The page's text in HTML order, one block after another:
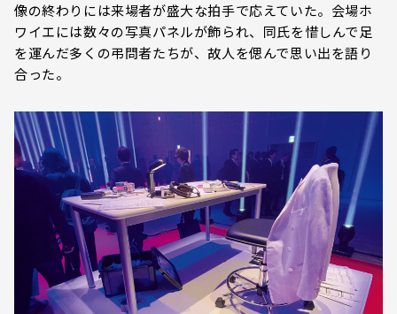
像の終わりには来場者が盛大な拍手で応えていた。会場ホ
ワイエには数々の写真パネルが飾られ、同氏を惜しんで足
を運んだ多くの弔問者たちが、故人を偲んで思い出を語り
合った。